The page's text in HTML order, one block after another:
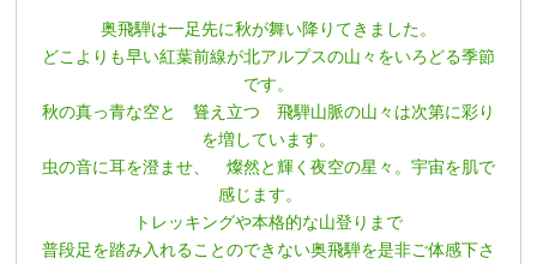
奥飛騨は一足先に秋が舞い降りてきました。
どこよりも早い紅葉前線が北アルプスの山々をいろどる季節
です。
秋の真っ青な空と 聳え立つ 飛騨山脈の山々は次第に彩り
を増しています。
虫の音に耳を澄ませ、 燦然と輝く夜空の星々。宇宙を肌で
感じます。
トレッキングや本格的な山登りまで
普段足を踏み入れることのできない奥飛騨を是非ご体感下さ